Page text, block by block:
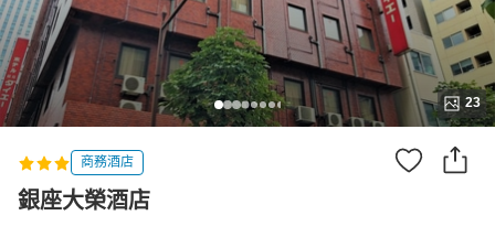
23
商務酒店
銀座大榮酒店